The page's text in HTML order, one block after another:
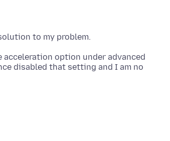
option under advanced
disabled that setting and I am no